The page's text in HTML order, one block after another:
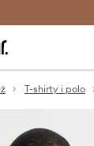
z Answear Club >
T-shirty i polo